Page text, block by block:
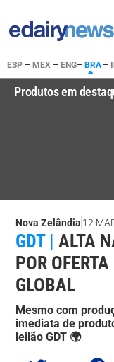
ESP – MEX – ENG– BRA–
Produtos em
Nova Zelândia 12
GDT | ALTA
POR
GLOBAL
Mesmo com
imediata de
leilão GDT 🌍